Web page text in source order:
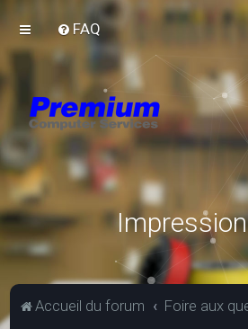
FAQ
Accueil du forum Foire aux